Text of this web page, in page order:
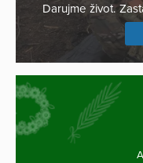
Darujme život.